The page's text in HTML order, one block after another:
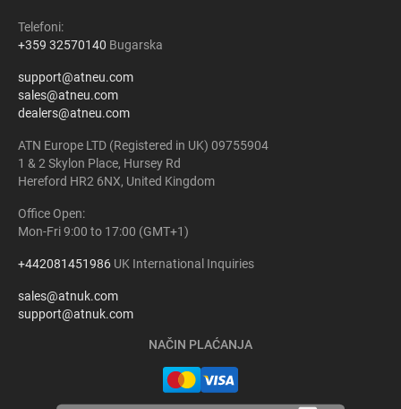
Telefoni:
+359 32570140 Bugarska
support@atneu.com
sales@atneu.com
dealers@atneu.com
ATN Europe LTD (Registered in UK) 09755904
1 & 2 Skylon Place, Hursey Rd
Hereford HR2 6NX, United Kingdom
Office Open:
Mon-Fri 9:00 to 17:00 (GMT+1)
+442081451986 UK International Inquiries
sales@atnuk.com
support@atnuk.com
NAČIN PLAĆANJA